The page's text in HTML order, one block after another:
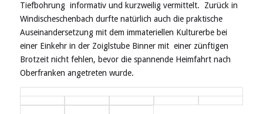
Tiefbohrung informativ und kurzweilig vermittelt. Zurück in
Windischeschenbach durfte natürlich auch die praktische
Auseinandersetzung mit dem immateriellen Kulturerbe bei
einer Einkehr in der Zoiglstube Binner mit einer zünftigen
Brotzeit nicht fehlen, bevor die spannende Heimfahrt nach
Oberfranken angetreten wurde.